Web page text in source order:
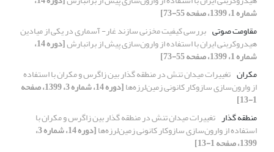
شماره 1، 1399، صفحه 55-73]
مقاومت صوتی بررسی کیفیت مخزنی سازند غار- آسماری در یکی از میادین
هیدروکربنی ایران با استفاده از وارون‌سازی پیش از برانبارش [دوره 14،
شماره 1، 1399، صفحه 55-73]
مکران تغییرات میدان تنش در منطقه گذار بین زاگرس و مکران با استفاده
از وارون‌سازی سازوکار کانونی زمین‌لرزه‌ها [دوره 14، شماره 3، 1399، صفحه
1-13]
منطقه گذار تغییرات میدان تنش در منطقه گذار بین زاگرس و مکران با
استفاده از وارون‌سازی سازوکار کانونی زمین‌لرزه‌ها [دوره 14، شماره 3،
1399، صفحه 1-13]